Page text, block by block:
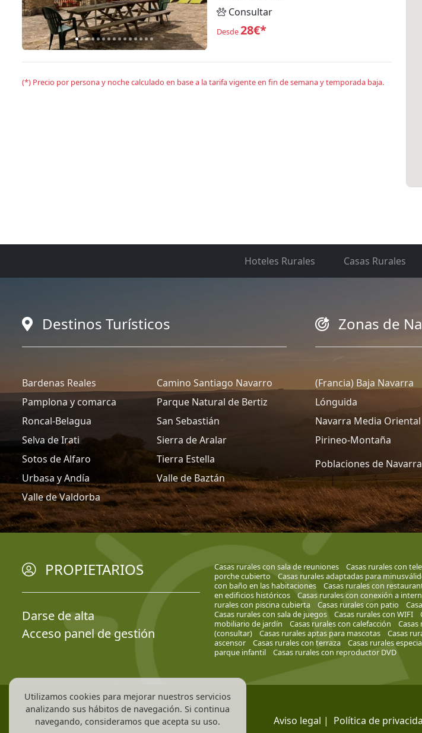
Consultar
Desde28€*
(*) Precio por persona y noche calculado en base a la tarifa vigente en fin de semana y temporada baja.
Hoteles Rurales Casas Rurales
Destinos Turísticos
Bardenas Reales
Camino Santiago Navarro
Pamplona y comarca
Parque Natural de Bertiz
Roncal-Belagua
San Sebastián
Selva de Irati
Sierra de Aralar
Sotos de Alfaro
Tierra Estella
Urbasa y Andía
Valle de Baztán
Valle de Valdorba
Zonas de
(Francia) Baja Navarra
Lónguida
Navarra Media Oriental
Pirineo-Montaña
Poblaciones de Navarra
PROPIETARIOS
Darse de alta
Acceso panel de gestión
Casas rurales con sala de reuniones Casas rurales con
porche cubierto
Casas rurales adaptadas para
con baño en las habitaciones
Casas rurales con
en edificios históricos
Casas rurales con conexión a
rurales con piscina cubierta
Casas rurales con patio
Casas rurales con sala de juegos
Casas rurales con WIFI
mobiliario de jardín
Casas rurales con calefacción
(consultar)
Casas rurales aptas para mascotas Casas
ascensor
Casas rurales con terraza Casas rurales
parque infantil
Casas rurales con reproductor DVD
Aviso legal | Política de
Utilizamos cookies para mejorar nuestros servicios
analizando sus hábitos de navegación. Si continua
navegando, consideramos que acepta su uso.